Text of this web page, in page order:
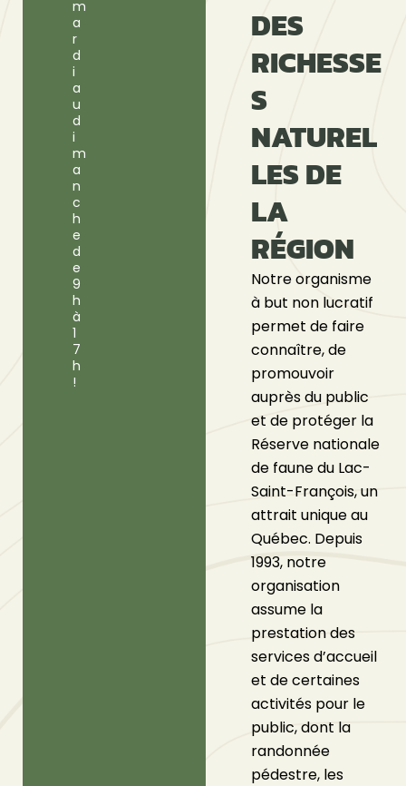
m
a
r
d
i
a
u
d
i
m
a
n
c
h
e
d
e
9
h
à
1
7
h
!
DES
RICHESSE
S
NATUREL
LES DE
LA
RÉGION
Notre organisme
à but non lucratif
permet de faire
connaître, de
promouvoir
auprès du public
et de protéger la
Réserve nationale
de faune du Lac-
Saint-François, un
attrait unique au
Québec. Depuis
1993, notre
organisation
assume la
prestation des
services d’accueil
et de certaines
activités pour le
public, dont la
randonnée
pédestre, les